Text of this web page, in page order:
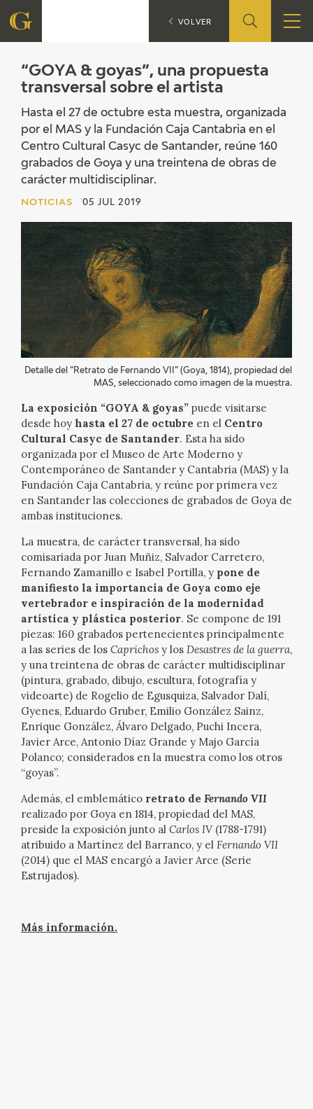
FUNDACIÓN
CENTRO DE INVESTIGACIÓN Y DOCUMENTACIÓN
SEDE
CONTACTO
PROGRAMACIÓN
EXPOSICIONES
ACTIVIDADES
SALA DE PRENSA
BLOG CUADERNO ITALIANO
FRANCISCO DE GOYA
BIOGRAFÍA
CRONOLOGÍA
EL VIAJE DE GOYA
CATÁLOGO
GOYA EN EL MUNDO
GOYA EN ARAGÓN
PREMIO ARAGÓN GOYA
EDICIONES
PUBLICACIONES
TIENDA
“GOYA & goyas”, una propuesta
transversal sobre el artista
Hasta el 27 de octubre esta muestra, organizada
por el MAS y la Fundación Caja Cantabria en el
Centro Cultural Casyc de Santander, reúne 160
grabados de Goya y una treintena de obras de
carácter multidisciplinar.
NOTICIAS 05 JUL 2019
Detalle del “Retrato de Fernando VII” (Goya, 1814), propiedad del
MAS, seleccionado como imagen de la muestra.
La exposición “GOYA & goyas” puede visitarse
desde hoy hasta el 27 de octubre en el Centro
Cultural Casyc de Santander. Esta ha sido
organizada por el Museo de Arte Moderno y
Contemporáneo de Santander y Cantabria (MAS) y la
Fundación Caja Cantabria, y reúne por primera vez
en Santander las colecciones de grabados de Goya de
ambas instituciones.
La muestra, de carácter transversal, ha sido
comisariada por Juan Muñiz, Salvador Carretero,
Fernando Zamanillo e Isabel Portilla, y pone de
manifiesto la importancia de Goya como eje
vertebrador e inspiración de la modernidad
artística y plástica posterior. Se compone de 191
piezas: 160 grabados pertenecientes principalmente
a las series de los Caprichos y los Desastres de la guerra,
y una treintena de obras de carácter multidisciplinar
(pintura, grabado, dibujo, escultura, fotografía y
videoarte) de Rogelio de Egusquiza, Salvador Dalí,
Gyenes, Eduardo Gruber, Emilio González Sainz,
Enrique González, Álvaro Delgado, Puchi Incera,
Javier Arce, Antonio Díaz Grande y Majo García
Polanco; considerados en la muestra como los otros
“goyas”.
Además, el emblemático retrato de Fernando VII
realizado por Goya en 1814, propiedad del MAS,
preside la exposición junto al Carlos IV(1788-1791)
atribuido a Martínez del Barranco, y el Fernando VII
(2014) que el MAS encargó a Javier Arce (Serie
Estrujados).
Más información.
NOTICIAS “GOYA &
VOLVER